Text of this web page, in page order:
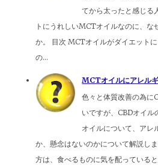
てから太ったと感じる
トにうれしいMCTオイルなのに、な
か。 目次 MCTオイルがダイエット
の...
MCTオイルにアレル
色々と体質改善の為に
いですが、CBDオイ
オイルについて、アレ
か、懸念はないのかについて解説し
方は、食べるものに気を配っている